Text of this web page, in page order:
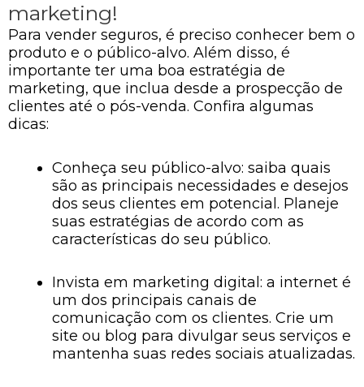
marketing!
Para vender seguros, é preciso conhecer bem o
produto e o público-alvo. Além disso, é
importante ter uma boa estratégia de
marketing, que inclua desde a prospecção de
clientes até o pós-venda. Confira algumas
dicas:
Conheça seu público-alvo: saiba quais
são as principais necessidades e desejos
dos seus clientes em potencial. Planeje
suas estratégias de acordo com as
características do seu público.
Invista em marketing digital: a internet é
um dos principais canais de
comunicação com os clientes. Crie um
site ou blog para divulgar seus serviços e
mantenha suas redes sociais atualizadas.